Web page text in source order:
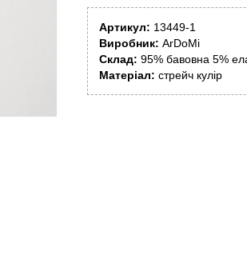
Артикул: 13449-1
Виробник: ArDoMi
Склад: 95% бавовна 5%
Матеріал: стрейч кулір